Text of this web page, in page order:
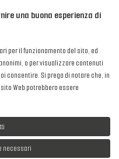
Italia Tutti i Diritti Riservati.
Cookies
una buona esperienza di
per il funzionamento del sito, ed
o per visualizzare contenuti
consentire. Si prega di notare che, in
Web potrebbero essere
necessari